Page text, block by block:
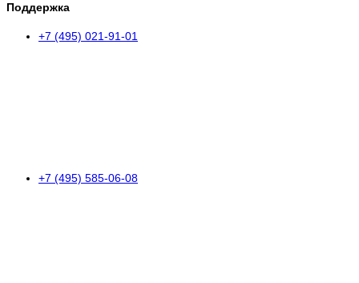
Поддержка
+7 (495) 021-91-01
+7 (495) 585-06-08